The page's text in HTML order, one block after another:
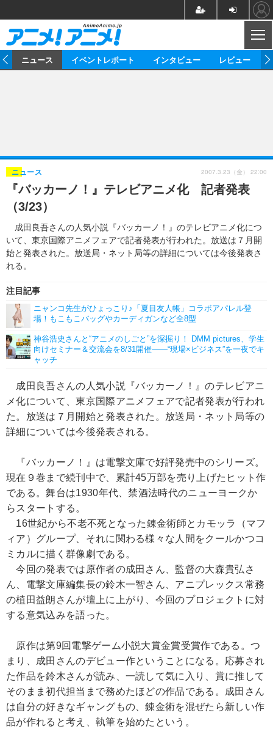
ゲーム グッズ
海外イベント ビジネス
俳優・タレント アーティスト
アニメ 実写
ゲーム 座談会
動画
アニメ！アニメ！TV ABEMA Cafe
ニュース イベントレポート インタビュー レビュー
『バッカーノ！』テレビアニメ化 記者発表
（3/23）
成田良吾さんの人気小説『バッカーノ！』のテレビアニメ化につ
いて、東京国際アニメフェアで記者発表が行われた。放送は７月開
始と発表された。放送局・ネット局等の詳細については今後発表さ
れる。
ニュース
注目記事
ニャンコ先生がひょっこり♪「夏目友人帳」コラボアパレル登
場！もこもこバッグやカーディガンなど全8型
神谷浩史さんと“アニメのしごと”を深掘り！ DMM pictures、学生
向けセミナー＆交流会を8/31開催――“現場×ビジネス”を一夜でキ
ャッチ
2007.3.23（金） 22:00
成田良吾さんの人気小説『バッカーノ！』のテレビアニ
メ化について、東京国際アニメフェアで記者発表が行われ
た。放送は７月開始と発表された。放送局・ネット局等の
詳細については今後発表される。
『バッカーノ！』は電撃文庫で好評発売中のシリーズ。
現在９巻まで続刊中で、累計45万部を売り上げたヒット作
である。舞台は1930年代、禁酒法時代のニューヨークか
らスタートする。
16世紀から不老不死となった錬金術師とカモッラ（マフ
ィア）グループ、それに関わる様々な人間をクールかつコ
ミカルに描く群像劇である。
今回の発表では原作者の成田さん、監督の大森貴弘さ
ん、電撃文庫編集長の鈴木一智さん、アニプレックス常務
の植田益朗さんが壇上に上がり、今回のプロジェクトに対
する意気込みを語った。
原作は第9回電撃ゲーム小説大賞金賞受賞作である。つ
まり、成田さんのデビュー作ということになる。応募され
た作品を鈴木さんが読み、一読して気に入り、賞に推して
そのまま初代担当まで務めたほどの作品である。成田さん
は自分の好きなギャングもの、錬金術を混ぜたら新しい作
品が作れると考え、執筆を始めたという。